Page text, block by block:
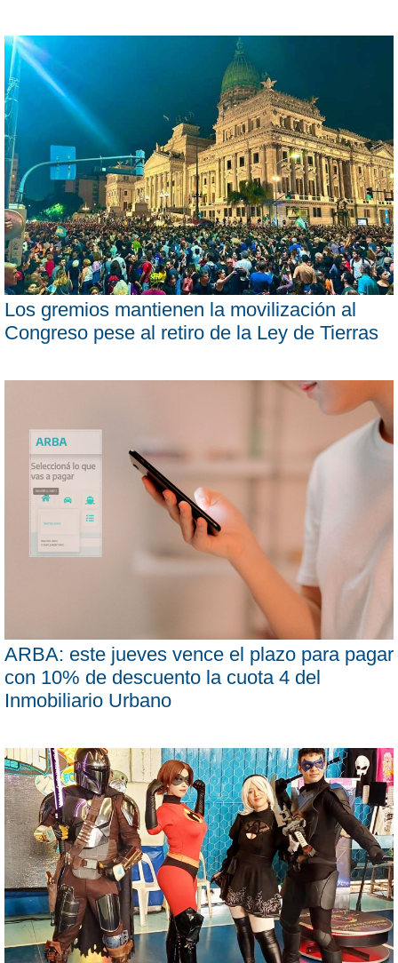
Los gremios mantienen la movilización al
Congreso pese al retiro de la Ley de Tierras
ARBA: este jueves vence el plazo para pagar
con 10% de descuento la cuota 4 del
Inmobiliario Urbano